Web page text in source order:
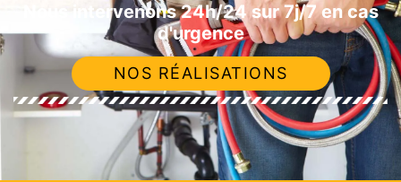
Nous intervenons 24h/24 sur 7j/7 en cas
d'urgence
NOS RÉALISATIONS